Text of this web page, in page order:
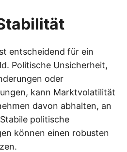
entscheidend für ein
Politische Unsicherheit,
oder
kann Marktvolatilität
davon abhalten, an
politische
können einen robusten